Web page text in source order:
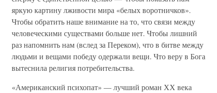
яркую картину лживости мира «белых воротничков».
Чтобы обратить наше внимание на то, что связи между
человеческими существами больше нет. Чтобы лишний
раз напомнить нам (вслед за Переком), что в битве между
людьми и вещами победу одержали вещи. Что веру в Бога
вытеснила религия потребительства.
«Американский психопат» — лучший роман ХХ века